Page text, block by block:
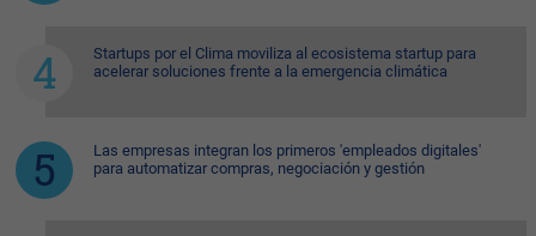
Startups por el Clima moviliza al ecosistema startup para
acelerar soluciones frente a la emergencia climática
Las empresas integran los primeros 'empleados digitales'
para automatizar compras, negociación y gestión